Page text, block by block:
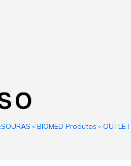
BIOMED Produtos OUTLET